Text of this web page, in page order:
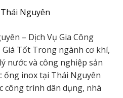
– Dịch Vụ Gia Công
Giá Tốt Trong ngành cơ khí,
nước và công nghiệp sản
ống inox tại Thái Nguyên
công trình dân dụng, nhà